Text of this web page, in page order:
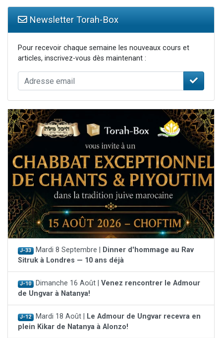
Newsletter Torah-Box
Pour recevoir chaque semaine les nouveaux cours et
articles, inscrivez-vous dès maintenant :
J-33 Mardi 8 Septembre | Dinner d'hommage au Rav
Sitruk à Londres — 10 ans déjà
J-10 Dimanche 16 Août | Venez rencontrer le Admour
de Ungvar à Natanya!
J-12 Mardi 18 Août | Le Admour de Ungvar recevra en
plein Kikar de Natanya à Alonzo!